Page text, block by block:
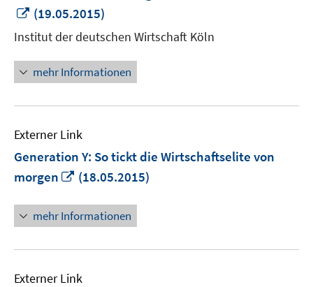
In
neuem
Fenster
öffnen
(19.05.2015)
Institut der deutschen Wirtschaft Köln
mehr Informationen
Externer Link
Generation Y: So tickt die Wirtschaftselite von
morgen
In
Fenster
öffnen
(18.05.2015)
mehr Informationen
Externer Link